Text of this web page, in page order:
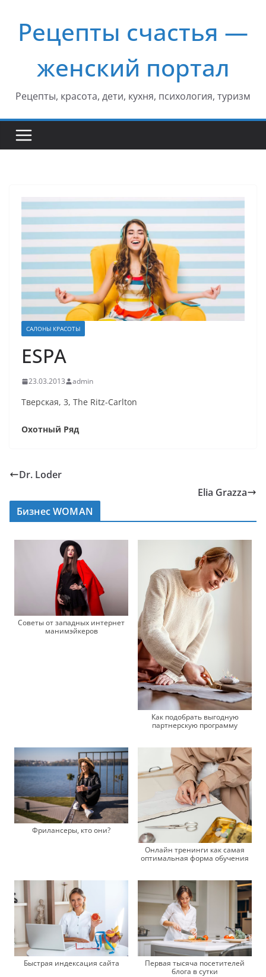
содержимому
Рецепты счастья —
женский портал
Рецепты, красота, дети, кухня, психология, туризм
САЛОНЫ КРАСОТЫ
ESPA
23.03.2013 admin
Тверская, 3, The Ritz-Carlton
Охотный Ряд
Dr. Loder
Elia Grazza
Бизнес WOMAN
Советы от западных интернет
манимэйкеров
Как подобрать выгодную
партнерскую программу
Фрилансеры, кто они?
Онлайн тренинги как самая
оптимальная форма обучения
Быстрая индексация сайта
Первая тысяча посетителей
блога в сутки